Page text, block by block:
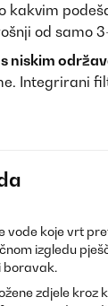
kakvim
od samo
niskim
Integrirani
vode koje vrt
izgledu
boravak.
zdjele kroz